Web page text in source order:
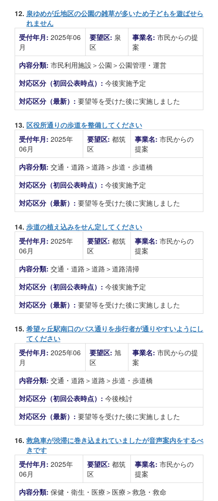
12. 泉ゆめが丘地区の公園の雑草が多いため子どもを遊ばせら
れません
受付年月: 2025年06
月
要望区: 泉
区
事業名: 市民からの提
案
内容分類: 市民利用施設＞公園＞公園管理・運営
対応区分（初回公表時点）: 今後実施予定
対応区分（最新）: 要望等を受けた後に実施しました
13. 区役所通りの歩道を整備してください
受付年月: 2025年
06月
要望区: 都筑
区
事業名: 市民からの
提案
内容分類: 交通・道路＞道路＞歩道・歩道橋
対応区分（初回公表時点）: 今後実施予定
対応区分（最新）: 要望等を受けた後に実施しました
14. 歩道の植え込みをせん定してください
受付年月: 2025年
06月
要望区: 都筑
区
事業名: 市民からの
提案
内容分類: 交通・道路＞道路＞道路清掃
対応区分（初回公表時点）: 今後実施予定
対応区分（最新）: 要望等を受けた後に実施しました
15. 希望ヶ丘駅南口のバス通りを歩行者が通りやすいようにし
てください
受付年月: 2025年06
月
要望区: 旭
区
事業名: 市民からの提
案
内容分類: 交通・道路＞道路＞歩道・歩道橋
対応区分（初回公表時点）: 今後検討
対応区分（最新）: 要望等を受けた後に実施しました
16. 救急車が渋滞に巻き込まれていましたが音声案内をするべ
きです
受付年月: 2025年
06月
要望区: 都筑
区
事業名: 市民からの
提案
内容分類: 保健・衛生・医療＞医療＞救急・救命